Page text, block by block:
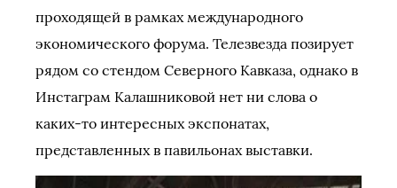
проходящей в рамках международного
экономического форума. Телезвезда позирует
рядом со стендом Северного Кавказа, однако в
Инстаграм Калашниковой нет ни слова о
каких-то интересных экспонатах,
представленных в павильонах выставки.